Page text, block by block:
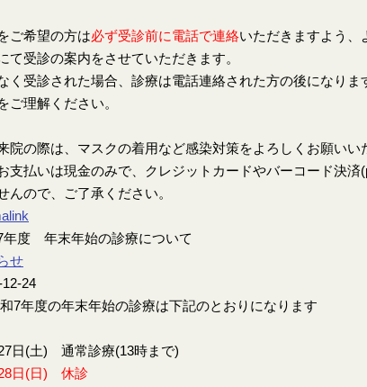
ご希望の方は必ず受診前に電話で連絡いただきますよう、
て受診の案内をさせていただきます。
く受診された場合、診療は電話連絡された方の後になり
ご理解ください。
院の際は、マスクの着用など感染対策をよろしくお願いい
支払いは現金のみで、クレジットカードやバーコード決
んので、ご了承ください。
年度 年末年始の診療について
せ
12-24
7年度の年末年始の診療は下記のとおりになります
日(土) 通常診療(13時まで)
日(日) 休診